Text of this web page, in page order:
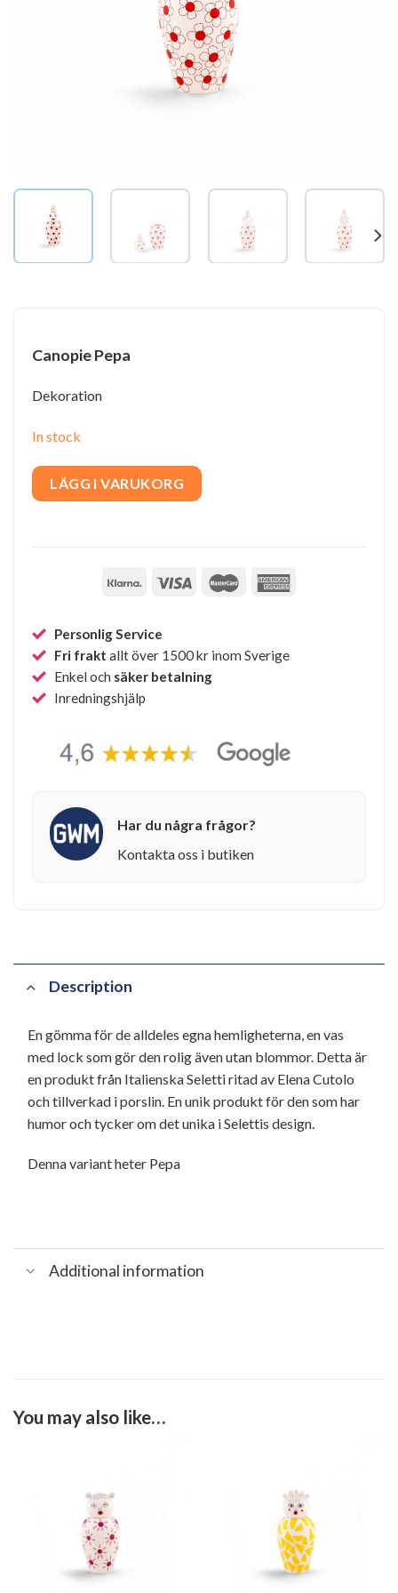
Canopie Pepa
Dekoration
In stock
LÄGG I VARUKORG
Personlig Service
Fri frakt allt över 1500 kr inom Sverige
Enkel och säker betalning
Inredningshjälp
Har du några frågor?
Kontakta oss i butiken
Description
En gömma för de alldeles egna hemligheterna, en vas
med lock som gör den rolig även utan blommor. Detta är
en produkt från Italienska Seletti ritad av Elena Cutolo
och tillverkad i porslin. En unik produkt för den som har
humor och tycker om det unika i Selettis design.
Denna variant heter Pepa
Additional information
You may also like…